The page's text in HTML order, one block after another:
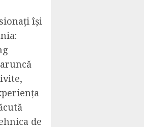
își
de